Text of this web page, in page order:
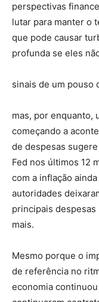
perspectivas
lutar para manter o
que pode causar
profunda se eles
sinais de um pouso
mas, por enquanto,
começando a
de despesas
Fed nos últimos 12
com a inflação
autoridades
principais
mais.
Mesmo porque o
de referência no
economia